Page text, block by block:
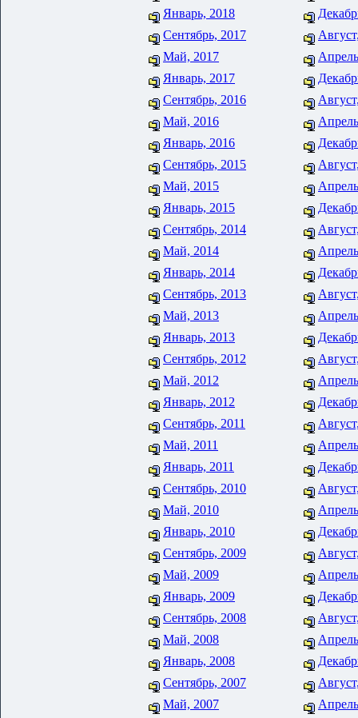
Январь, 2018
Сентябрь, 2017
Май, 2017
Январь, 2017
Сентябрь, 2016
Май, 2016
Январь, 2016
Сентябрь, 2015
Май, 2015
Январь, 2015
Сентябрь, 2014
Май, 2014
Январь, 2014
Сентябрь, 2013
Май, 2013
Январь, 2013
Сентябрь, 2012
Май, 2012
Январь, 2012
Сентябрь, 2011
Май, 2011
Январь, 2011
Сентябрь, 2010
Май, 2010
Январь, 2010
Сентябрь, 2009
Май, 2009
Январь, 2009
Сентябрь, 2008
Май, 2008
Январь, 2008
Сентябрь, 2007
Май, 2007